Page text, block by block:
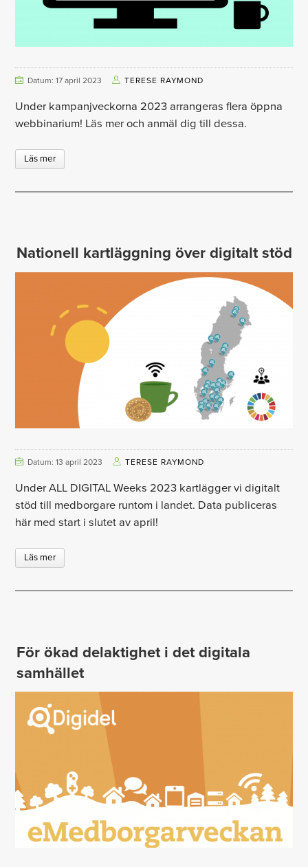
Datum: 17 april 2023 TERESE RAYMOND
Under kampanjveckorna 2023 arrangeras flera öppna
webbinarium! Läs mer och anmäl dig till dessa.
Läs mer
Nationell kartläggning över digitalt stöd
Datum: 13 april 2023 TERESE RAYMOND
Under ALL DIGITAL Weeks 2023 kartlägger vi digitalt
stöd till medborgare runtom i landet. Data publiceras
här med start i slutet av april!
Läs mer
För ökad delaktighet i det digitala
samhället